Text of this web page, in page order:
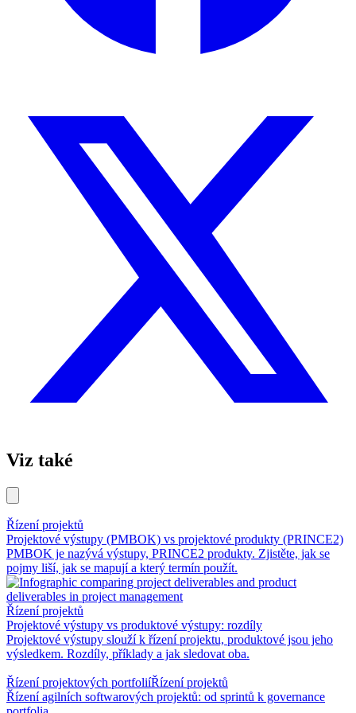
Viz také
Řízení projektů
Projektové výstupy (PMBOK) vs projektové produkty (PRINCE2)
PMBOK je nazývá výstupy, PRINCE2 produkty. Zjistěte, jak se
pojmy liší, jak se mapují a který termín použít.
Řízení projektů
Projektové výstupy vs produktové výstupy: rozdíly
Projektové výstupy slouží k řízení projektu, produktové jsou jeho
výsledkem. Rozdíly, příklady a jak sledovat oba.
Řízení projektových portfoliíŘízení projektů
Řízení agilních softwarových projektů: od sprintů k governance